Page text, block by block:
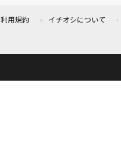
利用規約 イチオシについて